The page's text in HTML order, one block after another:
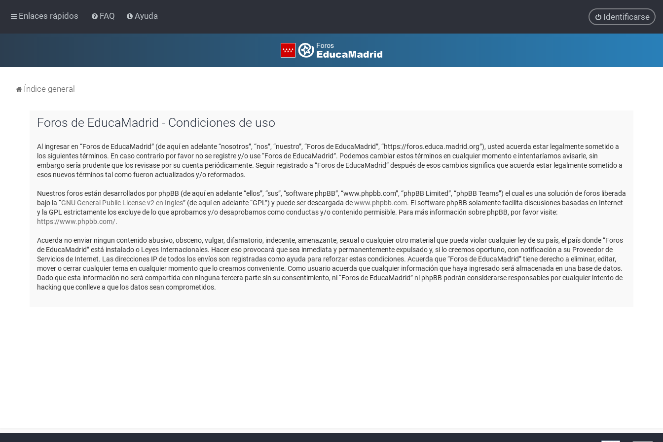
Enlaces rápidos FAQ Ayuda Identificarse
Índice general
Foros de EducaMadrid - Condiciones de uso
Al ingresar en “Foros de EducaMadrid” (de aquí en adelante “nosotros”, “nos”, “nuestro”, “Foros de EducaMadrid”, “https://foros.educa.madrid.org”), usted acuerda estar legalmente sometido a
los siguientes términos. En caso contrario por favor no se registre y/o use “Foros de EducaMadrid”. Podemos cambiar estos términos en cualquier momento e intentaríamos avisarle, sin
embargo sería prudente que los revisase por su cuenta periódicamente. Seguir registrado a “Foros de EducaMadrid” después de esos cambios significa que acuerda estar legalmente sometido a
esos nuevos términos tal como fueron actualizados y/o reformados.
Nuestros foros están desarrollados por phpBB (de aquí en adelante “ellos”, “sus”, “software phpBB”, “www.phpbb.com”, “phpBB Limited”, “phpBB Teams”) el cual es una solución de foros liberada
bajo la “GNU General Public License v2 en Ingles” (de aquí en adelante “GPL”) y puede ser descargada dewww.phpbb.com. El software phpBB solamente facilita discusiones basadas en Internet
y la GPL estrictamente los excluye de lo que aprobamos y/o desaprobamos como conductas y/o contenido permisible. Para más información sobre phpBB, por favor visite:
https://www.phpbb.com/.
Acuerda no enviar ningun contenido abusivo, obsceno, vulgar, difamatorio, indecente, amenazante, sexual o cualquier otro material que pueda violar cualquier ley de su país, el país donde “Foros
de EducaMadrid” está instalado o Leyes Internacionales. Hacer eso provocará que sea inmediata y permanentemente expulsado y, si lo creemos oportuno, con notificación a su Proveedor de
Servicios de Internet. Las direcciones IP de todos los envíos son registradas como ayuda para reforzar estas condiciones. Acuerda que “Foros de EducaMadrid” tiene derecho a eliminar, editar,
mover o cerrar cualquier tema en cualquier momento que lo creamos conveniente. Como usuario acuerda que cualquier información que haya ingresado será almacenada en una base de datos.
Dado que esta información no será compartida con ninguna tercera parte sin su consentimiento, ni “Foros de EducaMadrid” ni phpBB podrán considerarse responsables por cualquier intento de
hacking que conlleve a que los datos sean comprometidos.